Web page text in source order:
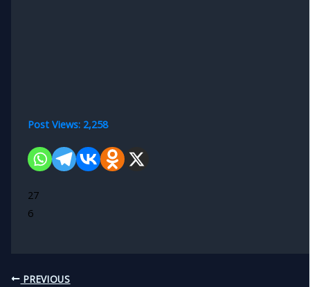
Post Views: 2,258
27
6
PREVIOUS